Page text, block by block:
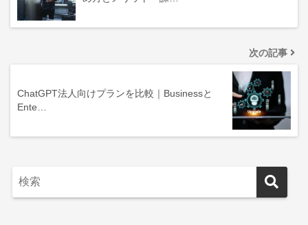
次の記事
ChatGPT法人向けプランを比較｜Businessと
Ente…